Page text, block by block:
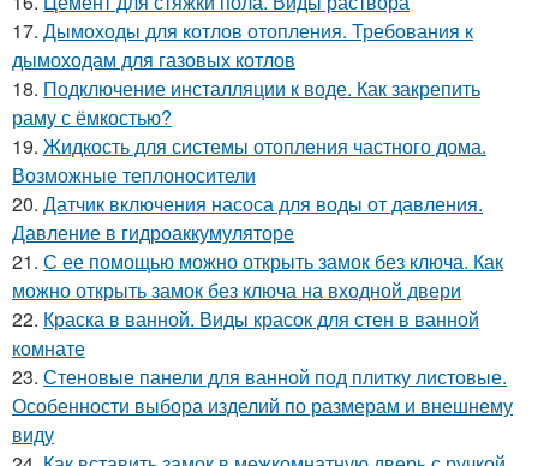
17. Дымоходы для котлов отопления. Требования к
дымоходам для газовых котлов
18. Подключение инсталляции к воде. Как закрепить
раму с ёмкостью?
19. Жидкость для системы отопления частного дома.
Возможные теплоносители
20. Датчик включения насоса для воды от давления.
Давление в гидроаккумуляторе
21. С ее помощью можно открыть замок без ключа. Как
можно открыть замок без ключа на входной двери
22. Краска в ванной. Виды красок для стен в ванной
комнате
23. Стеновые панели для ванной под плитку листовые.
Особенности выбора изделий по размерам и внешнему
виду